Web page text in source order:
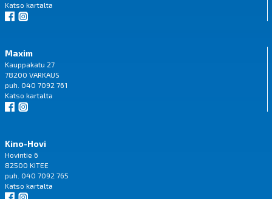
Katso kartalta
Maxim
Kauppakatu 27
78200 VARKAUS
puh. 040 7092 761
Katso kartalta
Kino-Hovi
Hovintie 6
82500 KITEE
puh. 040 7092 765
Katso kartalta